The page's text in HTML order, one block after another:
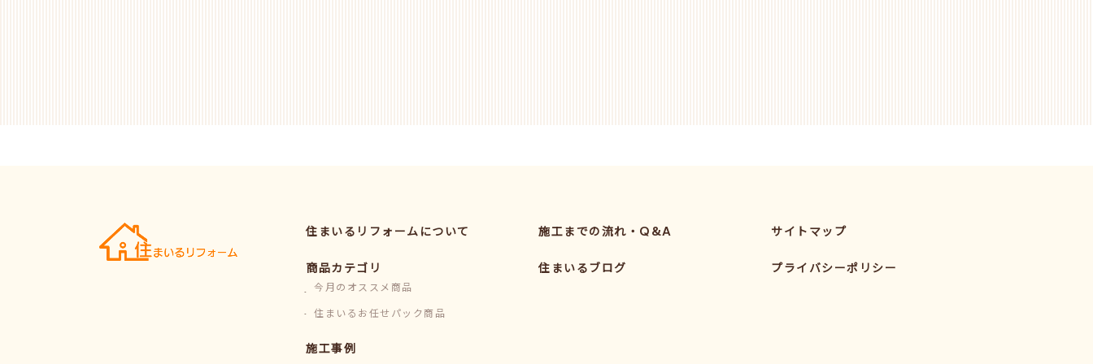
住まいるリフォームについて
商品カテゴリ
今月のオススメ商品
住まいるお任せパック商品
施工事例
施工までの流れ・Q&A
住まいるブログ
サイトマップ
プライバシーポリシー